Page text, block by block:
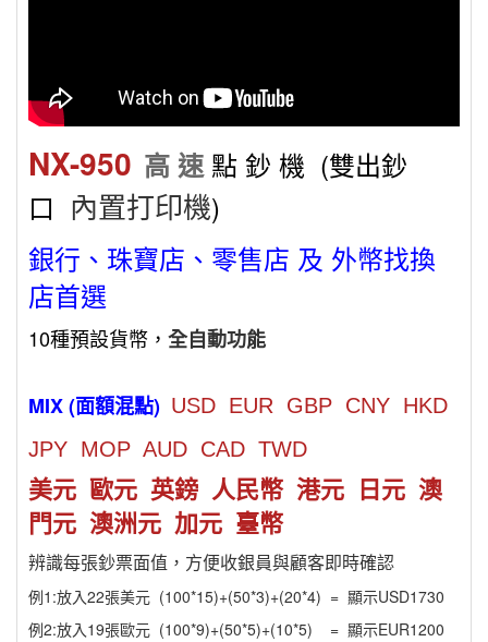
NX-950 高 速 點 鈔 機 (雙出鈔
口
內置打印機)
銀行、珠寶店、零售店 及 外幣找換
店首選
10種預設貨幣， 全自動功能
MIX (面額混點) USD EUR GBP CNY HKD
JPY MOP AUD CAD TWD
美元 歐元 英鎊 人民幣 港元 日元 澳
門元 澳洲元 加元 臺幣
辨識每張鈔票面值，方便收銀員與顧客即時確認
例1:放入22張美元 (100*15)+(50*3)+(20*4) = 顯示USD1730
例2:放入19張歐元 (100*9)+(50*5)+(10*5) = 顯示EUR1200